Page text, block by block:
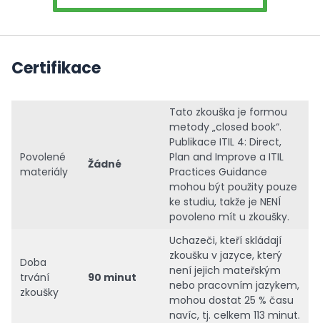
Certifikace
Povolené
materiály
Žádné
Tato zkouška je formou
metody „closed book“.
Publikace ITIL 4: Direct,
Plan and Improve a ITIL
Practices Guidance
mohou být použity pouze
ke studiu, takže je NENÍ
povoleno mít u zkoušky.
Doba
trvání
zkoušky
90 minut
Uchazeči, kteří skládají
zkoušku v jazyce, který
není jejich mateřským
nebo pracovním jazykem,
mohou dostat 25 % času
navíc, tj. celkem 113 minut.